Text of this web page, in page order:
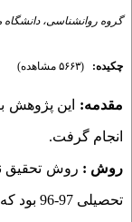
گروه روانشناسی، دانشگاه
چکیده: (۵۶۶۳ مشاهده)
مقدمه: این پژوهش
انجام گرفت.
روش : روش تحقیق